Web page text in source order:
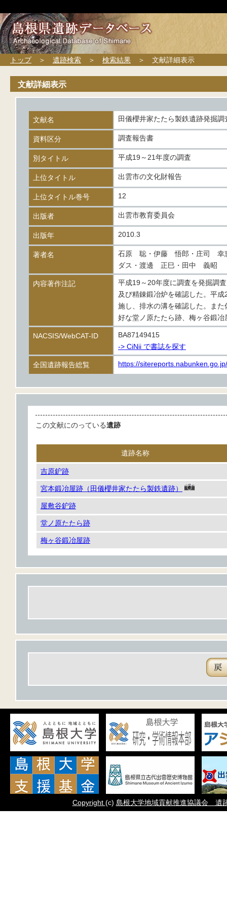
トップ＞ 遺跡検索 ＞ 検索結果 ＞ 文献詳細表示
文献詳細表示
文献名 田儀櫻井家たたら製鉄遺跡発掘調
資料区分 調査報告書
別タイトル 平成19～21年度の調査
上位タイトル 出雲市の文化財報告
上位タイトル巻号 12
出版者 出雲市教育委員会
出版年 2010.3
著者名
石原 聡・伊藤 悟郎・庄司 幸
ダス・渡邊 正巳・田中 義昭
内容著作注記
平成19～20年度に調査を発掘調
及び精錬鍛冶炉を確認した。平
施し、排水の溝を確認した。ま
好な堂ノ原たたら跡、梅ヶ谷鍛
NACSIS/WebCAT-ID
BA87149415
-> CiNii で書誌を探す
全国遺跡報告総覧 https://
この文献にのっている遺跡
遺跡名称
吉原鈩跡
宮本鍛冶屋跡（田儀櫻井家たたら製鉄遺跡）
屋敷谷鈩跡
堂ノ原たたら跡
梅ヶ谷鍛冶屋跡
Copyright (c) 島根大学地域貢献推進協議会 遺